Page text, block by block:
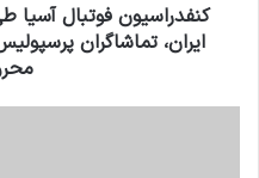
کنفدراسیون فوتبال آسیا
ایران، تماشاگران